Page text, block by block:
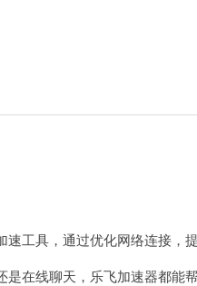
具，通过优化网络连接，提
在线聊天，乐飞加速器都能